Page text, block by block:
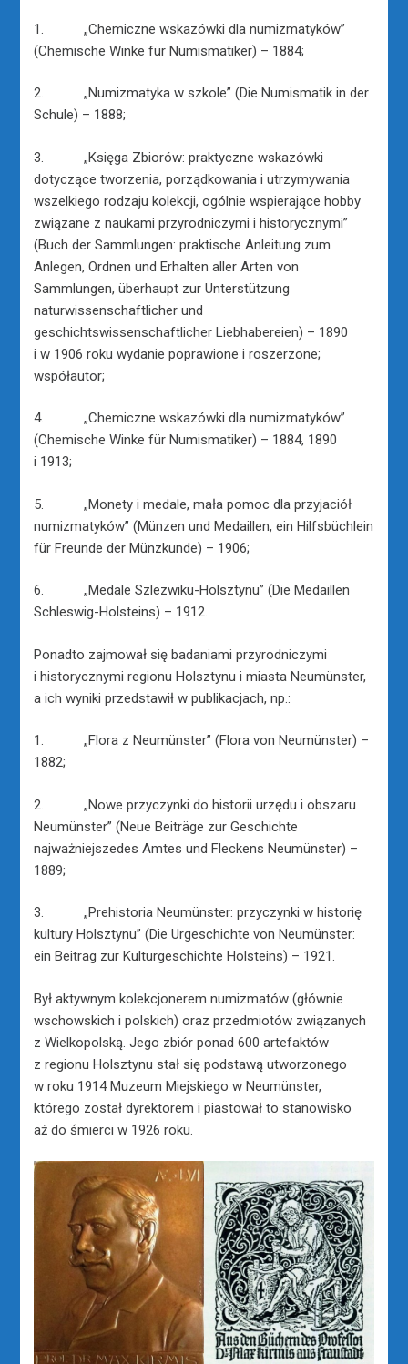
1. „Chemiczne wskazówki dla numizmatyków”
(Chemische Winke für Numismatiker) – 1884;
2. „Numizmatyka w szkole” (Die Numismatik in der
Schule) – 1888;
3. „Księga Zbiorów: praktyczne wskazówki
dotyczące tworzenia, porządkowania i utrzymywania
wszelkiego rodzaju kolekcji, ogólnie wspierające hobby
związane z naukami przyrodniczymi i historycznymi”
(Buch der Sammlungen: praktische Anleitung zum
Anlegen, Ordnen und Erhalten aller Arten von
Sammlungen, überhaupt zur Unterstützung
naturwissenschaftlicher und
geschichtswissenschaftlicher Liebhabereien) – 1890
i w 1906 roku wydanie poprawione i roszerzone;
współautor;
4. „Chemiczne wskazówki dla numizmatyków”
(Chemische Winke für Numismatiker) – 1884, 1890
i 1913;
5. „Monety i medale, mała pomoc dla przyjaciół
numizmatyków” (Münzen und Medaillen, ein Hilfsbüchlein
für Freunde der Münzkunde) – 1906;
6. „Medale Szlezwiku-Holsztynu” (Die Medaillen
Schleswig-Holsteins) – 1912.
Ponadto zajmował się badaniami przyrodniczymi
i historycznymi regionu Holsztynu i miasta Neumünster,
a ich wyniki przedstawił w publikacjach, np.:
1. „Flora z Neumünster” (Flora von Neumünster) –
1882;
2. „Nowe przyczynki do historii urzędu i obszaru
Neumünster” (Neue Beiträge zur Geschichte
najważniejszedes Amtes und Fleckens Neumünster) –
1889;
3. „Prehistoria Neumünster: przyczynki w historię
kultury Holsztynu” (Die Urgeschichte von Neumünster:
ein Beitrag zur Kulturgeschichte Holsteins) – 1921.
Był aktywnym kolekcjonerem numizmatów (głównie
wschowskich i polskich) oraz przedmiotów związanych
z Wielkopolską. Jego zbiór ponad 600 artefaktów
z regionu Holsztynu stał się podstawą utworzonego
w roku 1914 Muzeum Miejskiego w Neumünster,
którego został dyrektorem i piastował to stanowisko
aż do śmierci w 1926 roku.